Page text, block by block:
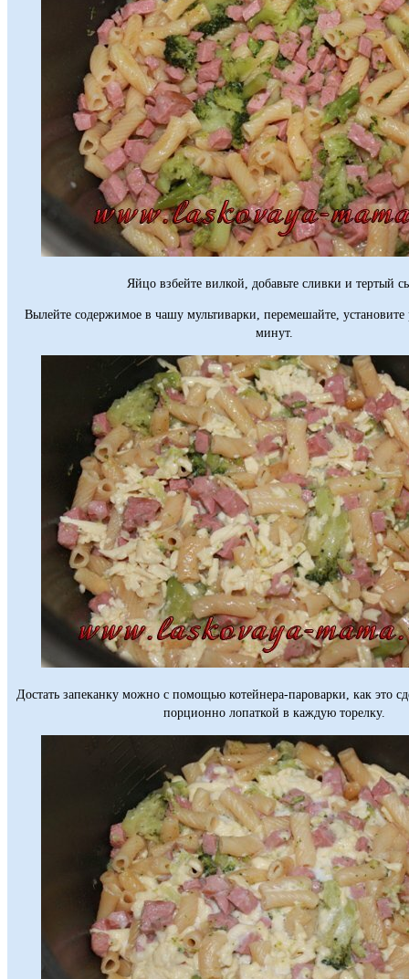
Яйцо взбейте вилкой, добавьте сливки и тертый
Вылейте содержимое в чашу мультиварки, перемешайте,
минут.
Достать запеканку можно с помощью котейнера-пароварки, как это
порционно лопаткой в каждую торелку.